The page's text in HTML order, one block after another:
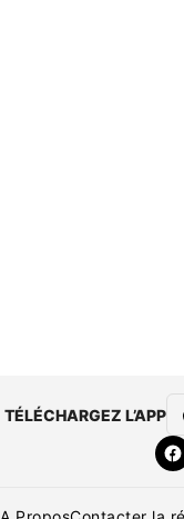
TÉLÉCHARGEZ L’APP